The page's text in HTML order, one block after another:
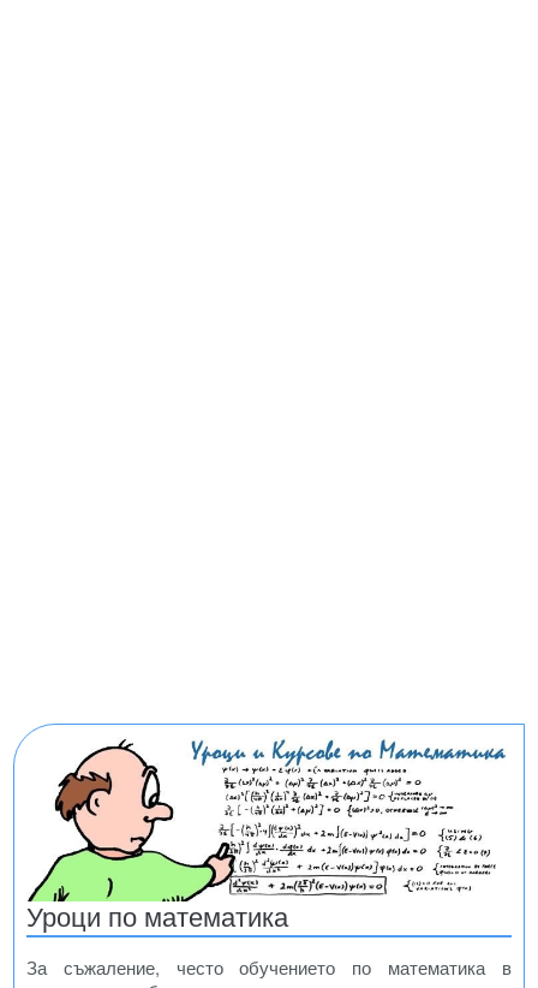
Уроци по математика
За съжаление, често обучението по математика в